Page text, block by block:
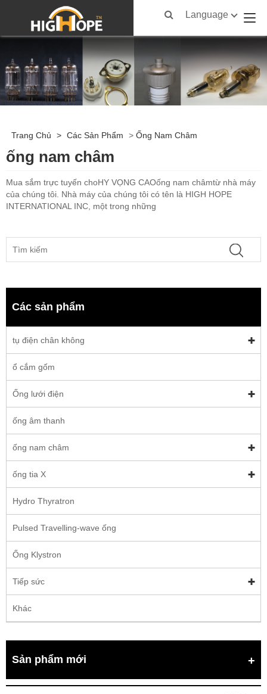
Language
Trang Chủ > Các Sản Phẩm > Ống Nam Châm
ống nam châm
Mua sắm trực tuyến choHY VỌNG CAOống nam châmtừ nhà máy
của chúng tôi. Nhà máy của chúng tôi có tên là HIGH HOPE
INTERNATIONAL INC, một trong những
Các sản phẩm
tụ điện chân không
ổ cắm gốm
Ống lưới điện
ống âm thanh
ống nam châm
ống tia X
Hydro Thyratron
Pulsed Travelling-wave ống
Ống Klystron
Tiếp sức
Khác
Sản phẩm mới